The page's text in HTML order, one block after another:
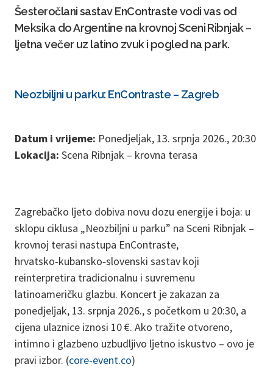
Šesteročlani sastav EnContraste vodi vas od
Meksika do Argentine na krovnoj Sceni Ribnjak –
ljetna večer uz latino zvuk i pogled na park.
Neozbiljni u parku: EnContraste – Zagreb
Datum i vrijeme: Ponedjeljak, 13. srpnja 2026., 20:30
Lokacija: Scena Ribnjak – krovna terasa
Zagrebačko ljeto dobiva novu dozu energije i boja: u
sklopu ciklusa „Neozbiljni u parku” na Sceni Ribnjak –
krovnoj terasi nastupa EnContraste,
hrvatsko‑kubansko‑slovenski sastav koji
reinterpretira tradicionalnu i suvremenu
latinoameričku glazbu. Koncert je zakazan za
ponedjeljak, 13. srpnja 2026., s početkom u 20:30, a
cijena ulaznice iznosi 10 €. Ako tražite otvoreno,
intimno i glazbeno uzbudljivo ljetno iskustvo – ovo je
pravi izbor. (core-event.co)